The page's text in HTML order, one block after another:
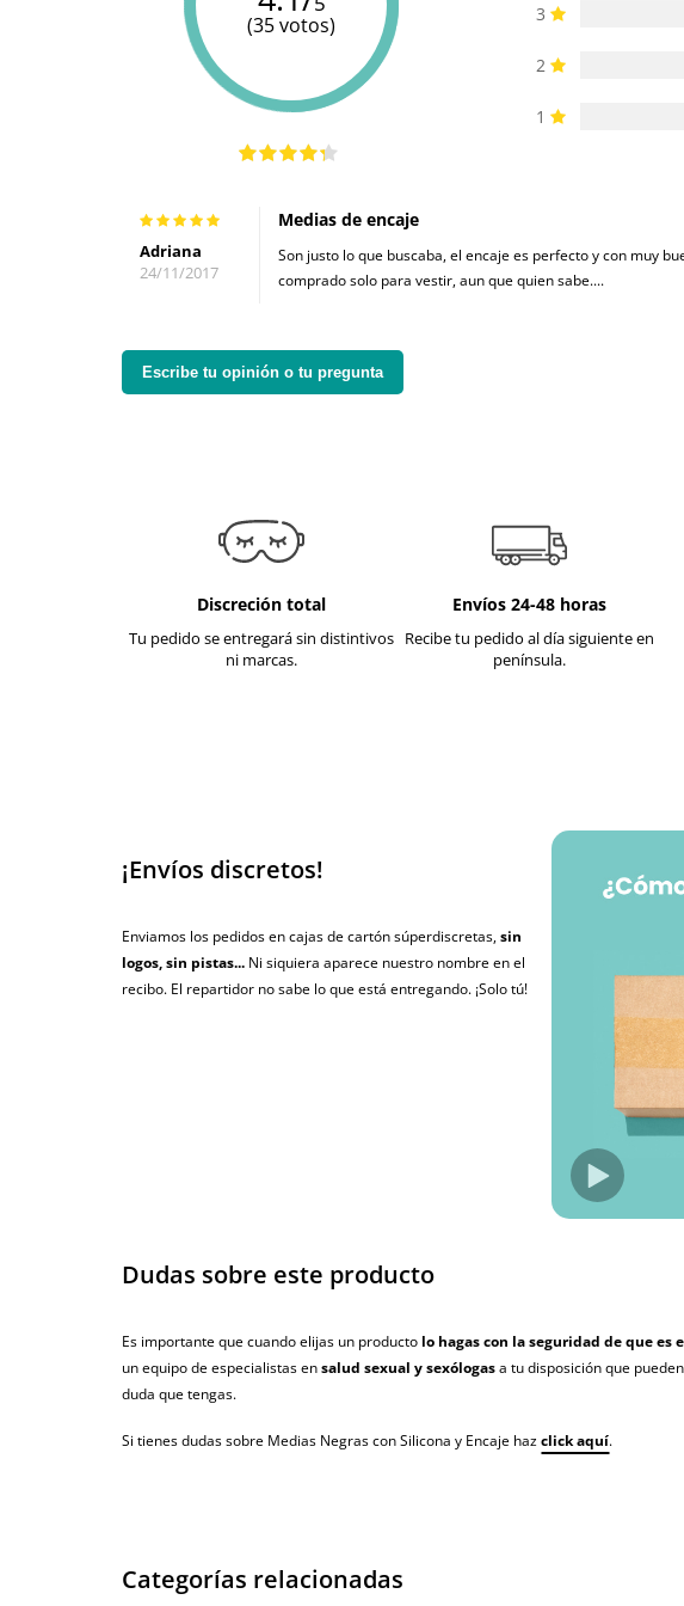
(35 votos) 3
2
1
Adriana
24/11/2017
Medias de encaje
Son justo lo que buscaba, el encaje es perfecto y con muy
comprado solo para vestir, aun que quien sabe....
Escribe tu opinión o tu pregunta
Discreción total
Tu pedido se entregará sin distintivos
ni marcas.
Envíos 24-48 horas
Recibe tu pedido al día siguiente en
península.
¡Envíos discretos!
Enviamos los pedidos en cajas de cartón súperdiscretas,sin
logos, sin pistas... Ni siquiera aparece nuestro nombre en el
recibo. El repartidor no sabe lo que está entregando. ¡Solo tú!
Dudas sobre este producto
Es importante que cuando elijas un producto lo hagas con la seguridad de que es
un equipo de especialistas ensalud sexual y sexólogasa tu disposición que
duda que tengas.
Si tienes dudas sobre Medias Negras con Silicona y Encaje hazclick aquí.
Categorías relacionadas